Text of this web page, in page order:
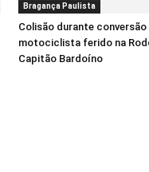
Bragança Paulista
Colisão durante conversão
motociclista ferido na
Capitão Bardoíno